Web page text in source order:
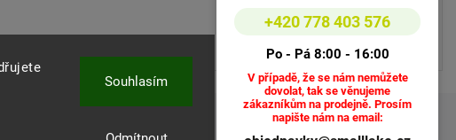
Souhlasím
+420 778 403 576
Po - Pá 8:00 - 16:00
V případě, že se nám nemůžete
dovolat, tak se věnujeme
zákazníkům na prodejně. Prosím
napište nám na email: